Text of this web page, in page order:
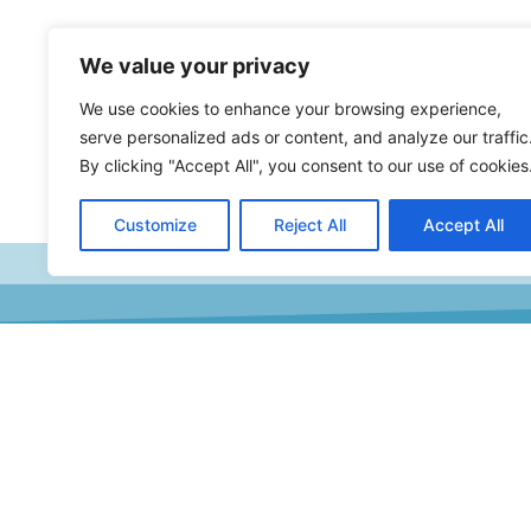
We value your privacy
We use cookies to enhance your browsing experience,
serve personalized ads or content, and analyze our traffic.
By clicking "Accept All", you consent to our use of cookies.
Customize Reject All Accept All